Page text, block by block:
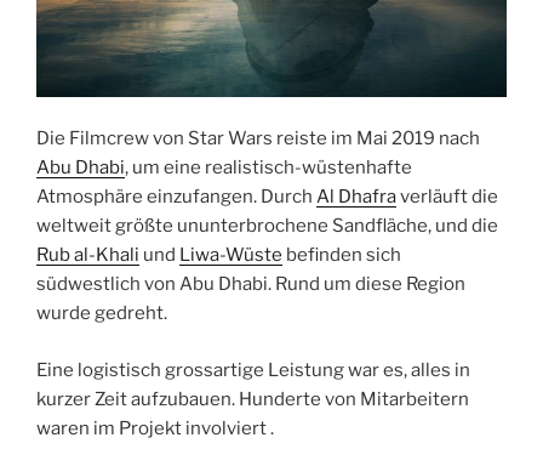
Die Filmcrew von Star Wars reiste im Mai 2019 nach
Abu Dhabi, um eine realistisch-wüstenhafte
Atmosphäre einzufangen. Durch Al Dhafraverläuft die
weltweit größte ununterbrochene Sandfläche, und die
Rubal-Khali und Liwa-Wüste befinden sich
südwestlich von Abu Dhabi. Rund um diese Region
wurde gedreht.
Eine logistisch grossartige Leistung war es, alles in
kurzer Zeit aufzubauen. Hunderte von Mitarbeitern
waren im Projekt involviert .